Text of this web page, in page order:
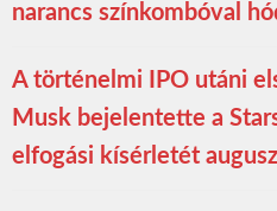
narancs színkombóval
A történelmi IPO utáni
Musk bejelentette a
elfogási kísérletét